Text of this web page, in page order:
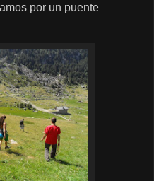
por un puente